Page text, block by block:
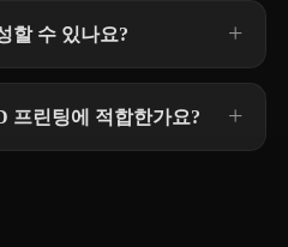
할 수 있나요?
프린팅에 적합한가요?